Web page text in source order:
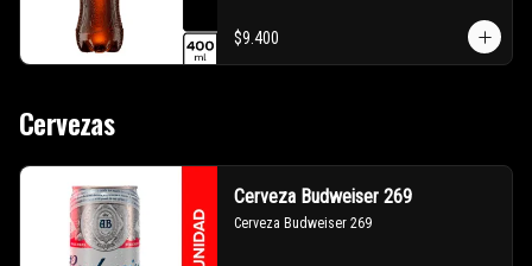
$9.400
Cervezas
Cerveza Budweiser 269
Cerveza Budweiser 269